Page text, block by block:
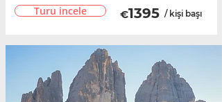
Turu incele €1395 / kişi başı